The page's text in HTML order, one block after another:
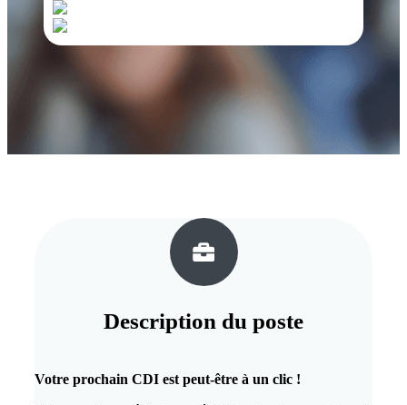
Description du poste
Votre prochain CDI est peut-être à un clic !